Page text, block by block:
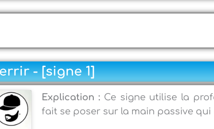
- [signe 1]
Explication : Ce signe utilise la
fait se poser sur la main passive qui